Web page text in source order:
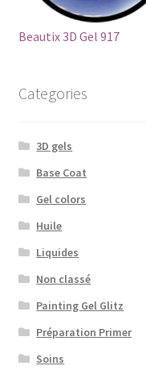
Beautix 3D Gel 917
Categories
3D gels
Base Coat
Gel colors
Huile
Liquides
Non classé
Painting Gel Glitz
Préparation Primer
Soins